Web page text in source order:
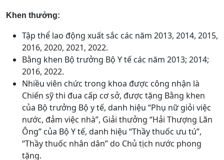
Khen thưởng:
Tập thể lao động xuất sắc các năm 2013, 2014, 2015,
2016, 2020, 2021, 2022.
Bằng khen Bộ trưởng Bộ Y tế các năm 2013; 2014;
2016, 2022.
Nhiều viên chức trong khoa được công nhận là
Chiến sỹ thi đua cấp cơ sở, được tặng Bằng khen
của Bộ trưởng Bộ y tế, danh hiệu “Phụ nữ giỏi việc
nước, đảm việc nhà”, Giải thưởng “Hải Thượng Lãn
Ông” của Bộ Y tế, danh hiệu “Thầy thuốc ưu tú”,
“Thầy thuốc nhân dân” do Chủ tịch nước phong
tặng.